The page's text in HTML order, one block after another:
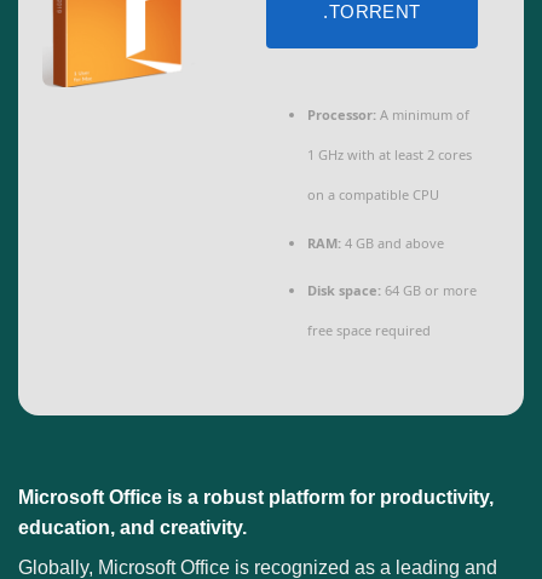
.TORRENT
Processor: A minimum of
1 GHz with at least 2 cores
on a compatible CPU
RAM: 4 GB and above
Disk space: 64 GB or more
free space required
Microsoft Office is a robust platform for productivity,
education, and creativity.
Globally, Microsoft Office is recognized as a leading and